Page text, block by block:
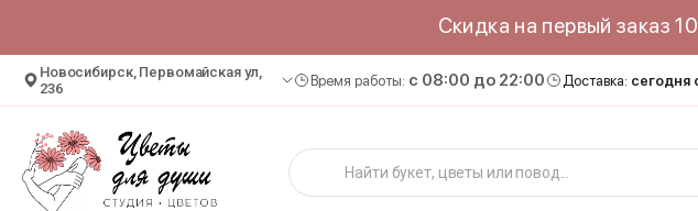
Скидка на первый
Новосибирск, Первомайская ул,
236
Время работы: c 08:00 до 22:00 Доставка: сегодня